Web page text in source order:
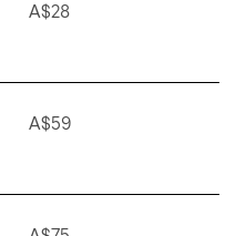
A$28
A$59